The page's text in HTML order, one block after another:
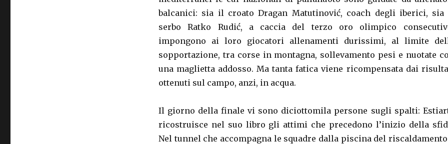
balcanici: sia il croato Dragan Matutinović, coach degli iberici,
serbo Ratko Rudić, a caccia del terzo oro olimpico
impongono ai loro giocatori allenamenti durissimi, al limite
sopportazione, tra corse in montagna, sollevamento pesi e nuotate
una maglietta addosso. Ma tanta fatica viene ricompensata dai
ottenuti sul campo, anzi, in acqua.
Il giorno della finale vi sono diciottomila persone sugli spalti:
ricostruisce nel suo libro gli attimi che precedono l’inizio della
Nel tunnel che accompagna le squadre dalla piscina del